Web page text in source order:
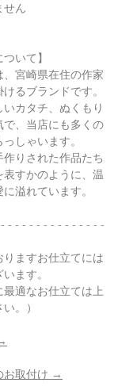
せん
いて】
、宮崎県在住の作家
るブランドです。
カタチ、ぬくもり
、当店にも多くの
しゃいます。
りされた作品たち
すかのように、温
溢れています。
- - - - - - - - - - - - - -
ますお仕立てには
ます。
最適なお仕立ては上
。）
お取付け →